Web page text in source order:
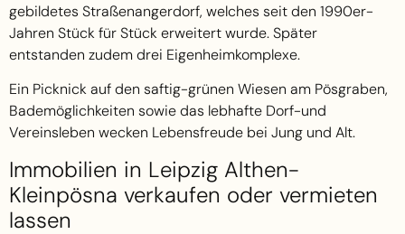
gebildetes Straßenangerdorf, welches seit den 1990er-
Jahren Stück für Stück erweitert wurde. Später
entstanden zudem drei Eigenheimkomplexe.
Ein Picknick auf den saftig-grünen Wiesen am Pösgraben,
Bademöglichkeiten sowie das lebhafte Dorf-und
Vereinsleben wecken Lebensfreude bei Jung und Alt.
Immobilien in Leipzig Althen-
Kleinpösna verkaufen oder vermieten
lassen